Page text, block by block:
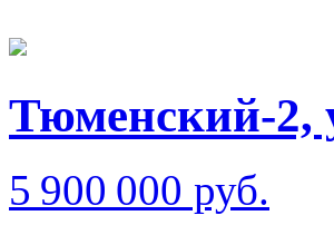
Тюменский-2,
5 900 000 руб.